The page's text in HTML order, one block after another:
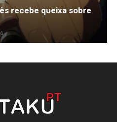
recebe queixa sobre